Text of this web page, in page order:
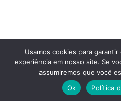
Sobre Nós Fale conosco
Termos de uso
© Explore Destinos -
Usamos cookies para
experiência em nosso site. Se
assumiremos que você
Ok
Política